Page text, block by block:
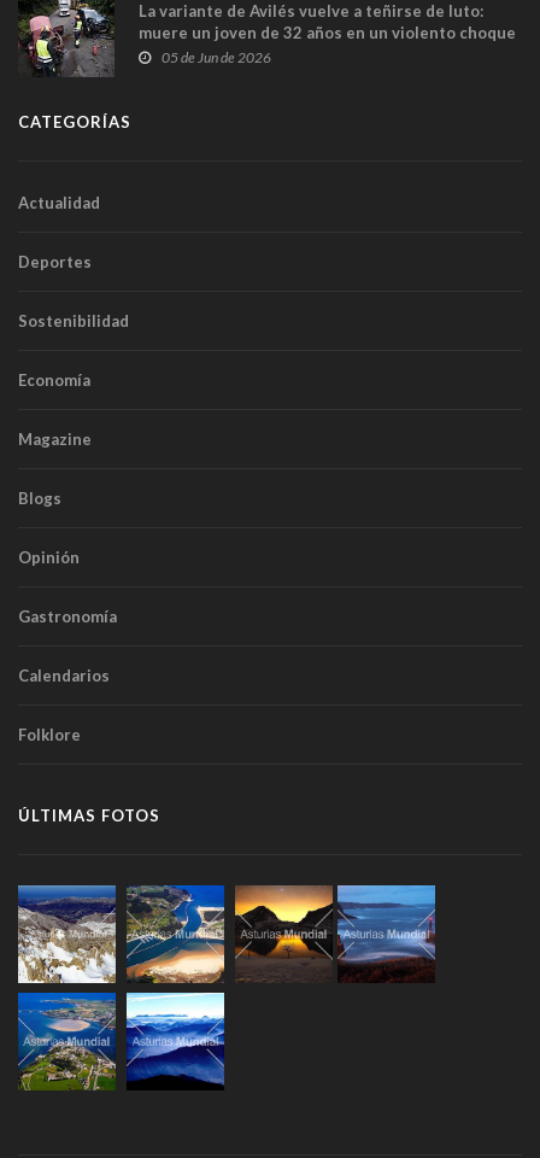
La variante de Avilés vuelve a teñirse de luto:
muere un joven de 32 años en un violento choque
frontal
05 de Jun de 2026
CATEGORÍAS
Actualidad
Deportes
Sostenibilidad
Economía
Magazine
Blogs
Opinión
Gastronomía
Calendarios
Folklore
ÚLTIMAS FOTOS